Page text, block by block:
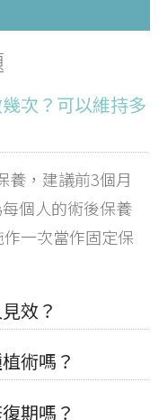
次？可以維持多
養，建議前3個月
個人的術後保養
一次當作固定保
效？
術嗎？
期嗎？